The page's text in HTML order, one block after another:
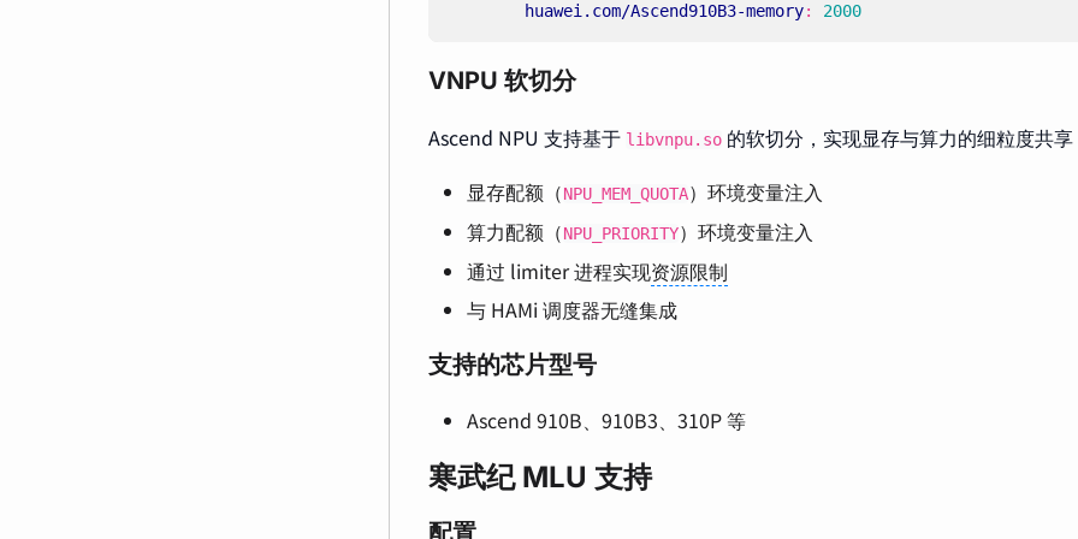
huawei.com/Ascend910B3-memory: 2000
VNPU 软切分
Ascend NPU 支持基于 libvnpu.so 的软切分，实现显存与算力的细粒度共
显存配额（NPU_MEM_QUOTA）环境变量注入
算力配额（NPU_PRIORITY）环境变量注入
通过 limiter 进程实现资源限制
与 HAMi 调度器无缝集成
支持的芯片型号
Ascend 910B、910B3、310P 等
寒武纪 MLU 支持
配置